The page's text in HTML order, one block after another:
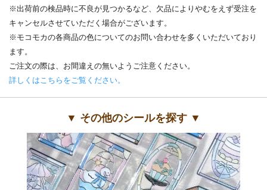
※出荷前の検品時に不良が見つかるなど、欠品によりやむをえず受注を
キャンセルさせていただく場合がございます。
※モコモカの各商品の色についてのお問い合わせを多くいただいており
ます。
ご注文の際は、お間違えの無いようご注意ください。
詳しくはこちらをご覧ください。
▼ その他のシールを探す ▼